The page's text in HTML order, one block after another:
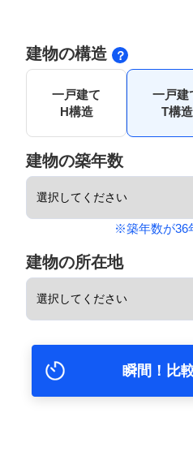
建物の構造
一戸建て
H構造
一戸建
T構造
建物の築年数
※築年数が36
建物の所在地
瞬間！比